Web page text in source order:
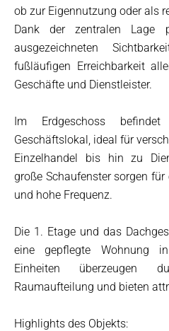
ob zur Eigennutzung oder als
Dank der zentralen Lage
ausgezeichneten
fußläufigen Erreichbarkeit
Geschäfte und Dienstleister.
Im Erdgeschoss
Geschäftslokal, ideal für
Einzelhandel bis hin zu
große Schaufenster sorgen
und hohe Frequenz.
Die 1. Etage und das
eine gepflegte Wohnung
Einheiten überzeugen
Raumaufteilung und bieten
Highlights des Objekts: